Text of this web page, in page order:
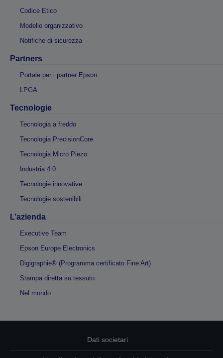
Codice Etico
Modello organizzativo
Notifiche di sicurezza
Partners
Portale per i partner Epson
LPGA
Tecnologie
Tecnologia a freddo
Tecnologia PrecisionCore
Tecnologia Micro Piezo
Industria 4.0
Tecnologie innovative
Tecnologie sostenibili
L’azienda
Executive Team
Epson Europe Electronics
Digigraphie® (Programma certificato Fine Art)
Stampa diretta su tessuto
Nel mondo
Dati societari